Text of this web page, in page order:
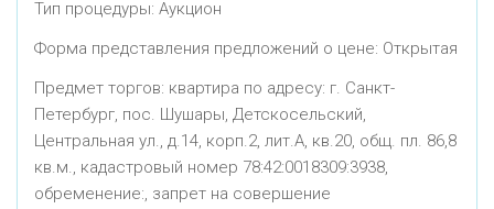
Тип процедуры: Aукцион
Форма представления предложений о цене: Открытая
Предмет торгов: квартира по адресу: г. Санкт-
Петербург, пос. Шушары, Детскосельский,
Центральная ул., д.14, корп.2, лит.А, кв.20, общ. пл. 86,8
кв.м., кадастровый номер 78:42:0018309:3938,
обременение:, запрет на совершение